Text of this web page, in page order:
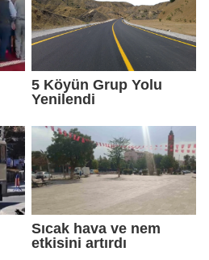
5 Köyün Grup Yolu
Yenilendi
Sıcak hava ve nem
etkisini artırdı